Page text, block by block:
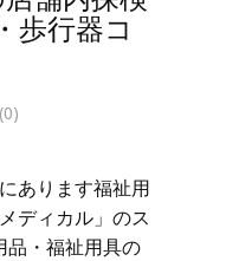
歩行器コ
あります福祉用
ディカル」のス
・福祉用具の